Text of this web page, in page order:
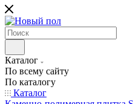
Каталог
По всему сайту
По каталогу
Каталог